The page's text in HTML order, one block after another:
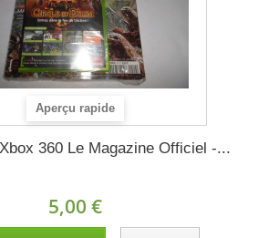
Aperçu rapide
360 Le Magazine Officiel -...
5,00 €